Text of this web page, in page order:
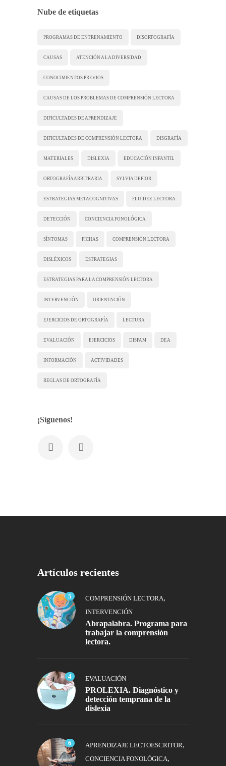
Nube de etiquetas
PROGRAMAS DE ENTRENAMIENTO DISORTOGRAFÍA
CAUSAS ATENCIÓN A LA DIVERSIDAD
CONOCIMIENTOS PREVIOS
CAUSAS DE LOS PROBLEMAS DE COMPRENSIÓN LECTORA
DIFICULTADES DE APRENDIZAJE
DIFICULTADES DE COMPRENSIÓN LECTORA DISGRAFÍA
MATERIALES DISLEXIA EDUCACIÓN INFANTIL
ORTOGRAFÍA ARBITRARIA SYLVIA DEFIOR
ESTRATEGIAS METACOGNITIVAS FLUIDEZ LECTORA
DETECCIÓN CONCIENCIA FONOLÓGICA
SÍNTOMAS FICHAS COMPRENSIÓN LECTORA
DISLÉXICOS ESTRATEGIAS
ESTRATEGIAS PARA LA COMPRENSIÓN LECTORA
INTERVENCIÓN ORIENTACIÓN
EJERCICIOS DE ORTOGRAFÍA LECTURA
EVALUACIÓN EJERCICIOS DISFAM DEA
INFORMACIÓN ACTIVIDADES
REGLAS DE ORTOGRAFÍA
¡Síguenos!
Artículos recientes
5 COMPRENSIÓN LECTORA,
INTERVENCIÓN
Abrapalabra. Programa para
trabajar la comprensión
lectora.
4 EVALUACIÓN
PROLEXIA. Diagnóstico y
detección temprana de la
dislexia
6 APRENDIZAJE LECTOESCRITOR,
CONCIENCIA FONOLÓGICA,